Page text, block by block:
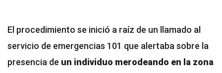
El procedimiento se inició a raíz de un llamado al
servicio de emergencias 101 que alertaba sobre la
presencia de un individuo merodeando en la zona